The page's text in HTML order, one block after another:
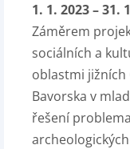
1. 1. 2023 – 31.
Záměrem
sociálních a
oblastmi jižních
Bavorska v
řešení